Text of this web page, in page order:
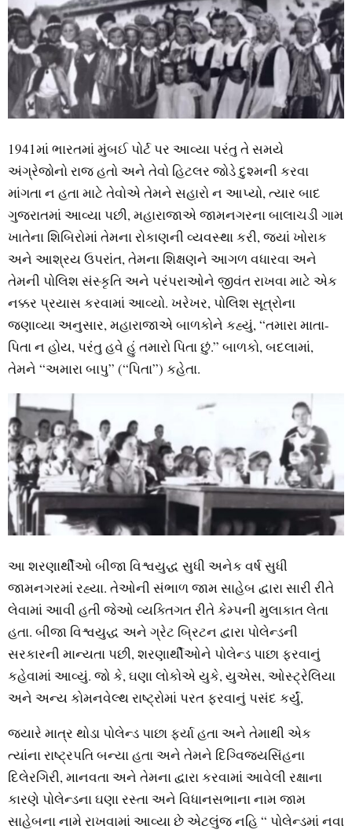
1941માં ભારતમાં મુંબઈ પોર્ટ પર આવ્યા પરંતુ તે સમયે
અંગ્રેજોનો રાજ હતો અને તેવો હિટલર જોડે દુશ્મની કરવા
માંગતા ન હતા માટે તેવોએ તેમને સહારો ન આપ્યો, ત્યાર બાદ
ગુજરાતમાં આવ્યા પછી, મહારાજાએ જામનગરના બાલાચડી ગામ
ખાતેના શિબિરોમાં તેમના રોકાણની વ્યવસ્થા કરી, જ્યાં ખોરાક
અને આશ્રય ઉપરાંત, તેમના શિક્ષણને આગળ વધારવા અને
તેમની પોલિશ સંસ્કૃતિ અને પરંપરાઓને જીવંત રાખવા માટે એક
નક્કર પ્રયાસ કરવામાં આવ્યો. ખરેખર, પોલિશ સૂત્રોના
જણાવ્યા અનુસાર, મહારાજાએ બાળકોને કહ્યું, “તમારા માતા-
પિતા ન હોય, પરંતુ હવે હું તમારો પિતા છું.” બાળકો, બદલામાં,
તેમને “અમારા બાપુ” (“પિતા”) કહેતા.
આ શરણાર્થીઓ બીજા વિશ્વયુદ્ધ સુધી અનેક વર્ષ સુધી
જામનગરમાં રહ્યા. તેઓની સંભાળ જામ સાહેબ દ્વારા સારી રીતે
લેવામાં આવી હતી જેઓ વ્યક્તિગત રીતે કેમ્પની મુલાકાત લેતા
હતા. બીજા વિશ્વયુદ્ધ અને ગ્રેટ બ્રિટન દ્વારા પોલેન્ડની
સરકારની માન્યતા પછી, શરણાર્થીઓને પોલેન્ડ પાછા ફરવાનું
કહેવામાં આવ્યું. જો કે, ઘણા લોકોએ યુકે, યુએસ, ઓસ્ટ્રેલિયા
અને અન્ય કોમનવેલ્થ રાષ્ટ્રોમાં પરત ફરવાનું પસંદ કર્યું,
જ્યારે માત્ર થોડા પોલેન્ડ પાછા ફર્યા હતા અને તેમાથી એક
ત્યાંના રાષ્ટ્રપતિ બન્યા હતા અને તેમને દિગ્વિજયસિંહના
દિલેરગિરી, માનવતા અને તેમના દ્વારા કરવામાં આવેલી રક્ષાના
કારણે પોલેન્ડના ઘણા રસ્તા અને વિધાનસભાના નામ જામ
સાહેબના નામે રાખવામાં આવ્યા છે એટલુંજ નહિ “ પોલેન્ડમાં નવા